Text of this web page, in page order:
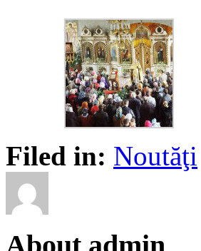
Filed in: Noutăţi